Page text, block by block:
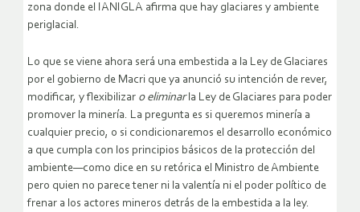
zona donde el IANIGLA afirma que hay glaciares y ambiente
periglacial.
Lo que se viene ahora será una embestida a la Ley de Glaciares
por el gobierno de Macri que ya anunció su intención de rever,
modificar, y flexibilizar o eliminar la Ley de Glaciares para poder
promover la minería. La pregunta es si queremos minería a
cualquier precio, o si condicionaremos el desarrollo económico
a que cumpla con los principios básicos de la protección del
ambiente—como dice en su retórica el Ministro de Ambiente
pero quien no parece tener ni la valentía ni el poder político de
frenar a los actores mineros detrás de la embestida a la ley.